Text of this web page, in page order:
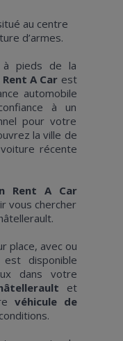
au centre
d’armes.
à pieds de la
A Car est
automobile
à un
pour votre
la ville de
voiture récente
Rent A Car
vous chercher
place, avec ou
disponible
dans votre
et
véhicule de